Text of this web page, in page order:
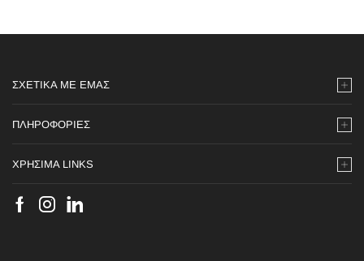
ΣΧΕΤΙΚΆ ΜΕ ΕΜΆΣ
ΠΛΗΡΟΦΟΡΙΕΣ
ΧΡΗΣΙΜΑ LINKS